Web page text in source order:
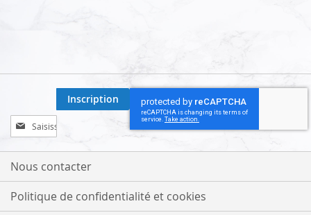
Inscription
à
notre
lettre
:
Inscription
Nous contacter
Politique de confidentialité et cookies